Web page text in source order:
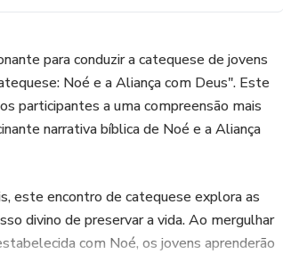
para conduzir a catequese de jovens
Noé e a Aliança com Deus". Este
participantes a uma compreensão mais
narrativa bíblica de Noé e a Aliança
este encontro de catequese explora as
divino de preservar a vida. Ao mergulhar
com Noé, os jovens aprenderão